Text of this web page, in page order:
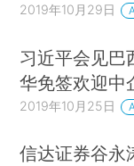
2019年10月29日
习近平会见巴
华免签欢迎中
2019年10月25日
信达证券谷永